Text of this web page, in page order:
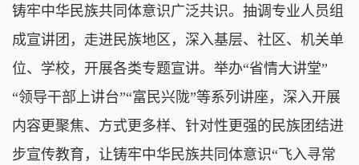
铸牢中华民族共同体意识广泛共识。抽调专业人员组
成宣讲团，走进民族地区，深入基层、社区、机关单
位、学校，开展各类专题宣讲。举办“省情大讲堂”
“领导干部上讲台”“富民兴陇”等系列讲座，深入开展
内容更聚焦、方式更多样、针对性更强的民族团结进
步宣传教育，让铸牢中华民族共同体意识“飞入寻常